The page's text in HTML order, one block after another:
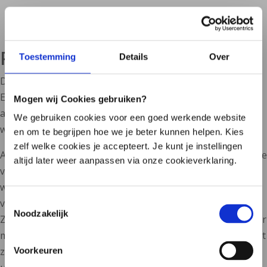
Toestemming Details Over
Mogen wij Cookies gebruiken?
We gebruiken cookies voor een goed werkende website
en om te begrijpen hoe we je beter kunnen helpen. Kies
zelf welke cookies je accepteert. Je kunt je instellingen
altijd later weer aanpassen via onze cookieverklaring.
Toestemmingsselectie
Noodzakelijk
Voorkeuren
Parkinson
Die Parkinson-Krankheit ist eine neurodegenerative
Erkrankung, bei der bestimmte Nervenzellen im Gehirn
allmählich beschädigt werden. Dies führt zu Beschwerden
wie Vibrationen, Steifigkeit und Bewegungsproblemen.
Auffällig ist, dass viele Menschen mit Parkinson schon Jahre
vor Beginn der Bewegungsprobleme Darmbeschwerden
wie Verstopfung erleben. Darüber hinaus haben
verschiedene Studien Auffälligkeiten in der
Zusammensetzung des Mikrobioms gefunden, die offenbar
mit der Schwere der Symptome zusammenhängen. Dies hat
zu vielen Forschungen zur Beziehung zwischen Parkinson